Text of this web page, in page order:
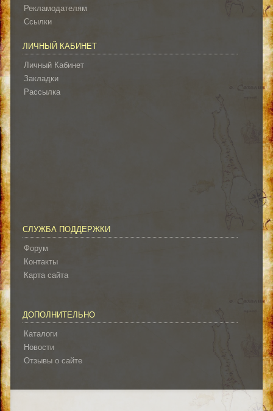
Рекламодателям
Ссылки
ЛИЧНЫЙ КАБИНЕТ
Личный Кабинет
Закладки
Рассылка
СЛУЖБА ПОДДЕРЖКИ
Форум
Контакты
Карта сайта
ДОПОЛНИТЕЛЬНО
Каталоги
Новости
Отзывы о сайте